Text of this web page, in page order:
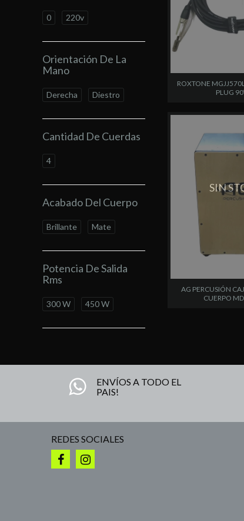
0 220v
Orientación De La
Mano
Derecha Diestro
Cantidad De Cuerdas
4
Acabado Del Cuerpo
Brillante Mate
Potencia De Salida
Rms
300 W 450 W
ROXTONE
PLUG
SIN
AG PERCUSIÓN
CUERPO
ENVÍOS A TODO EL
PAIS!
REDES SOCIALES